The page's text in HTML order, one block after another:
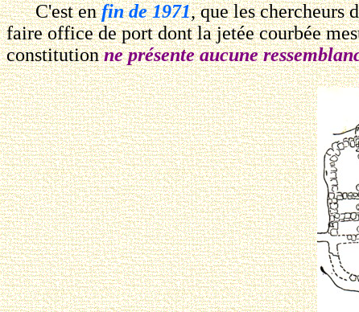
C'est enfin de 1971, que les chercheurs
faire office de port dont la jetée courbée
constitutionne présente aucune